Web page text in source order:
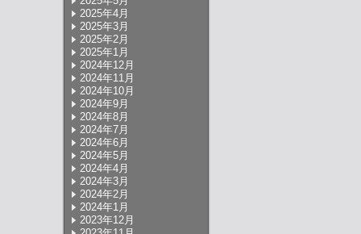
2025年4月
2025年3月
2025年2月
2025年1月
2024年12月
2024年11月
2024年10月
2024年9月
2024年8月
2024年7月
2024年6月
2024年5月
2024年4月
2024年3月
2024年2月
2024年1月
2023年12月